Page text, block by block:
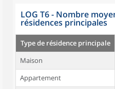
LOG T6 - Nombre
résidences principales
Type de résidence principale
Maison
Appartement